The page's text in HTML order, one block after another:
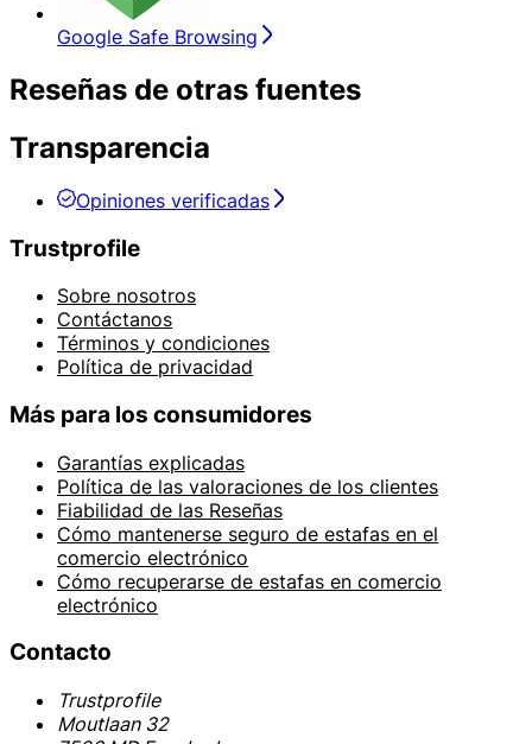
Google Safe Browsing
Reseñas de otras fuentes
Transparencia
Opiniones verificadas
Trustprofile
Sobre nosotros
Contáctanos
Términos y condiciones
Política de privacidad
Más para los consumidores
Garantías explicadas
Política de las valoraciones de los clientes
Fiabilidad de las Reseñas
Cómo mantenerse seguro de estafas en el
comercio electrónico
Cómo recuperarse de estafas en comercio
electrónico
Contacto
Trustprofile
Moutlaan 32